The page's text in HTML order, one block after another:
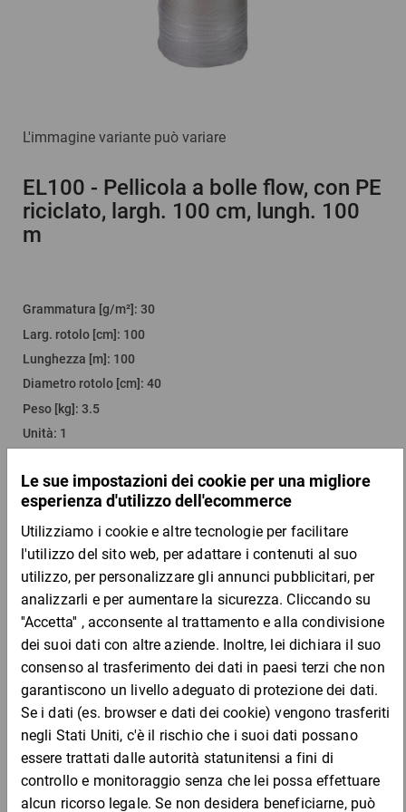
L'immagine variante può variare
EL100 - Pellicola a bolle flow, con PE
riciclato, largh. 100 cm, lungh. 100
m
Grammatura [g/m²] : 30
Larg. rotolo [cm]: 100
Lunghezza [m] : 100
Diametro rotolo [cm] : 40
Peso [kg] : 3.5
Unità: 1
Quantità per bancale :6
Più varianti
Quantità Prezzo Totale
Da 1
40,74 €
Da 2
38,34 €
per 1 Rotolo